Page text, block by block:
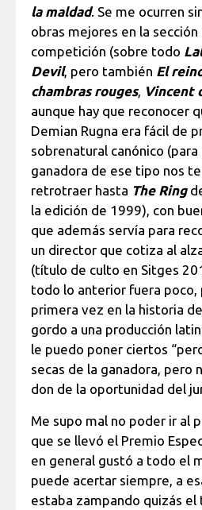
la maldad. Se me ocurren
obras mejores en la sección
competición (sobre todo
Devil, pero también El
chambras rouges, Vincent
aunque hay que reconocer
Demian Rugna era fácil de
sobrenatural canónico
ganadora de ese tipo nos
retrotraer hasta The Ring
la edición de 1999), con
que además servía para
un director que cotiza al
(título de culto en Sitges
todo lo anterior fuera
primera vez en la historia
gordo a una producción
le puedo poner ciertos
secas de la ganadora, pero
don de la oportunidad del
Me supo mal no poder ir al
que se llevó el Premio
en general gustó a todo el
puede acertar siempre, a
estaba zampando quizás el